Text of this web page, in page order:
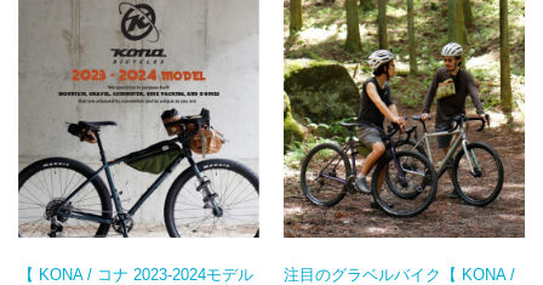
【 KONA / コナ 2023-2024モデル
注目のグラベルバイク【 KONA /